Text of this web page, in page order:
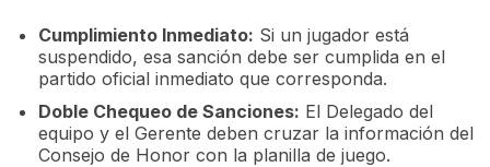
Cumplimiento Inmediato: Si un jugador está
suspendido, esa sanción debe ser cumplida en el
partido oficial inmediato que corresponda.
Doble Chequeo de Sanciones: El Delegado del
equipo y el Gerente deben cruzar la información del
Consejo de Honor con la planilla de juego.